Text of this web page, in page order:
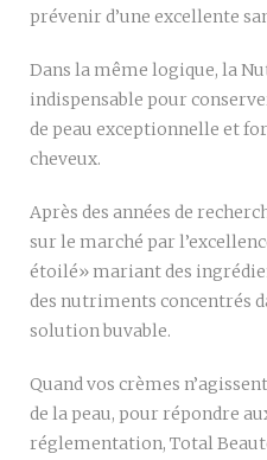
prévenir d’une excellente
Dans la même logique, la
indispensable pour
de peau exceptionnelle et
cheveux.
Après des années de
sur le marché par
étoilé» mariant des
des nutriments concentrés
solution buvable.
Quand vos crèmes
de la peau, pour répondre
réglementation, Total